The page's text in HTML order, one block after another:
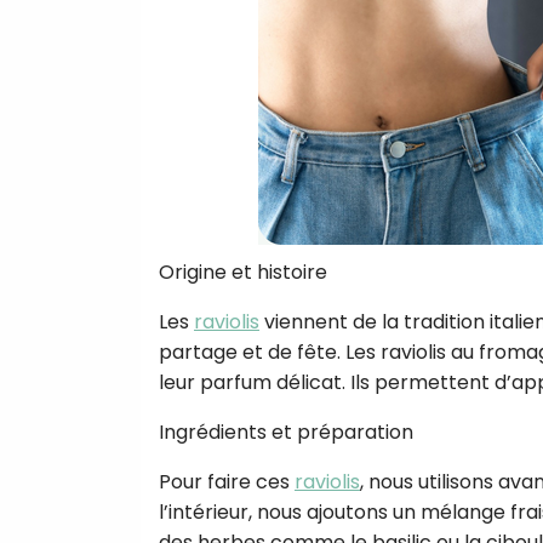
Origine et histoire
Les raviolis viennent de la tradition
partage et de fête. Les raviolis au
leur parfum délicat. Ils permettent
Ingrédients et préparation
Pour faire ces raviolis, nous utilisons
l’intérieur, nous ajoutons un mélange